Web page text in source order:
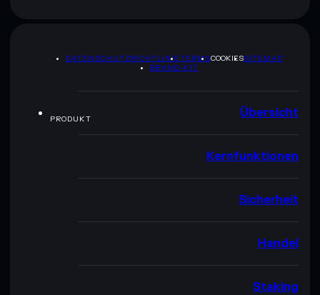
DATENSCHUTZRICHTLINIETERMSCOOKIESSITEMAP
BRAND-KIT
PRODUKT Übersicht
Kernfunktionen
Sicherheit
Handel
Staking